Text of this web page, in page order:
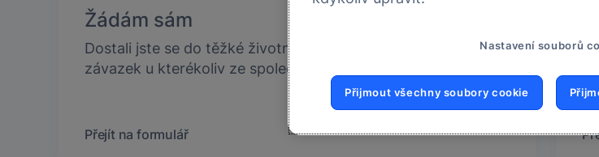
Žádám sám
Dostali jste se do těžké životní situace a máte finanční
závazek u kterékoliv ze společností Skupiny MONETA.
Přejít na formulář
Nastavení souborů
Přijmout všechny soubory cookie